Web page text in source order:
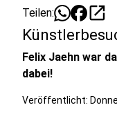
Teilen: open_in_new
Felix Jaehn war
dabei!
Veröffentlicht: